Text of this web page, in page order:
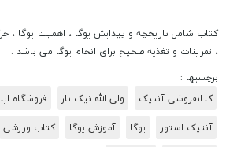
کتاب شامل تاریخچه و پیدایش یوگا ، اهمیت یوگا ،
، تمرینات و تغذیه صحیح برای انجام یوگا می باشد .
برچسبها :
کتابفروشی آنتیک
ولی الله نیک ناز
فروشگاه
آنتیک استور
یوگا آموزش یوگا کتاب ورزشی